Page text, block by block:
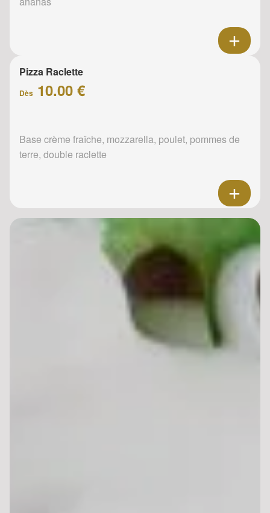
Pizza Raclette
Dès 10.00 €
Base crème fraîche, mozzarella, poulet, pommes de
terre, double raclette